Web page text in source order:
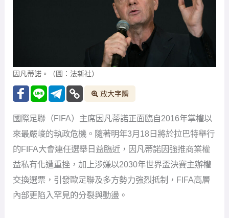
因凡蒂諾。（圖：法新社）
放大字體
國際足聯（FIFA）主席因凡蒂諾正面臨自2016年掌權以
來最嚴峻的執政危機。隨著明年3月18日將於拉巴特舉行
的FIFA大會連任選舉日益臨近，因凡蒂諾因強推商業權
益私有化遭重挫，加上涉嫌以2030年世界盃決賽主辦權
交換選票，引發歐足聯及多方勢力強烈抵制，FIFA高層
內部更陷入罕見的分裂與動盪。